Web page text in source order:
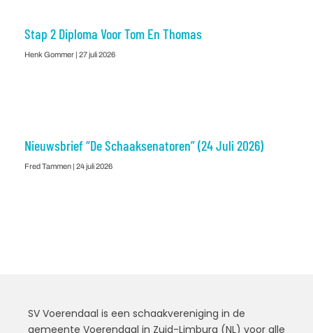
Stap 2 Diploma Voor Tom En Thomas
Henk Gommer 27 juli 2026
Nieuwsbrief “De Schaaksenatoren” (24 Juli 2026)
Fred Tammen 24 juli 2026
SV Voerendaal is een schaakvereniging in de
gemeente Voerendaal in Zuid-Limburg (NL) voor alle